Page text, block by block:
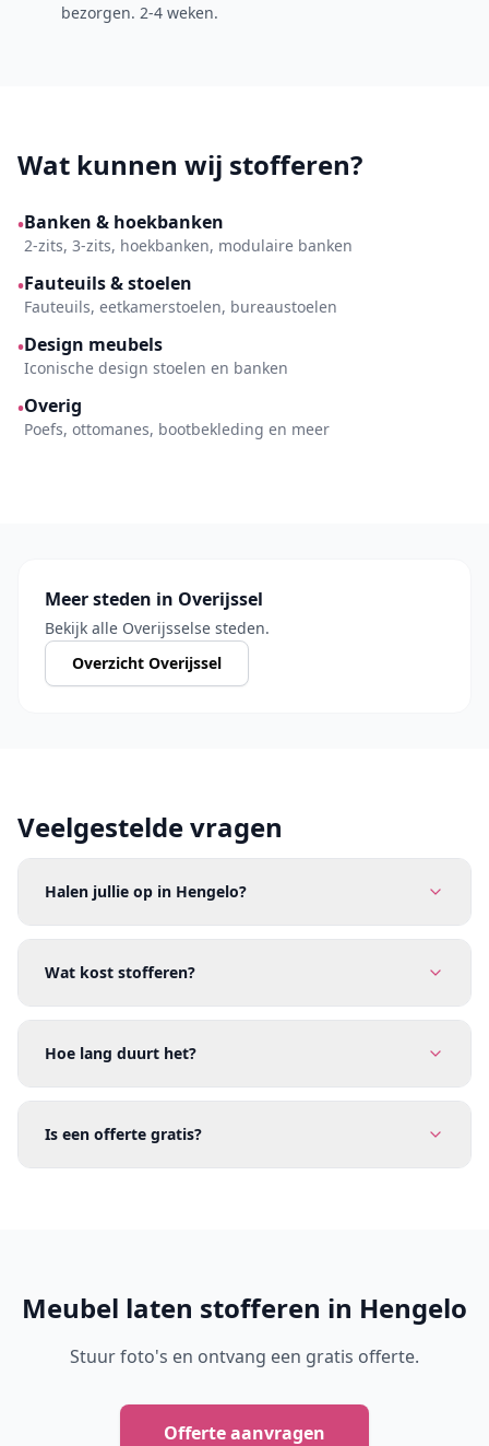
bezorgen. 2-4 weken.
Wat kunnen wij stofferen?
•Banken & hoekbanken
2-zits, 3-zits, hoekbanken, modulaire banken
•Fauteuils & stoelen
Fauteuils, eetkamerstoelen, bureaustoelen
•Design meubels
Iconische design stoelen en banken
•Overig
Poefs, ottomanes, bootbekleding en meer
Meer steden in Overijssel
Bekijk alle Overijsselse steden.
Overzicht Overijssel
Veelgestelde vragen
Halen jullie op in Hengelo?
Wat kost stofferen?
Hoe lang duurt het?
Is een offerte gratis?
Meubel laten stofferen in Hengelo
Stuur foto's en ontvang een gratis offerte.
Offerte aanvragen